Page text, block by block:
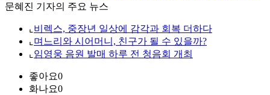
문혜진 기자의 주요 뉴스
⌞ 비렉스, 중장년 일상에 감각과 회복 더하다
⌞ 며느리와 시어머니, 친구가 될 수 있을까?
⌞ 임영웅 음원 발매 하루 전 청음회 개최
좋아요0
화나요0